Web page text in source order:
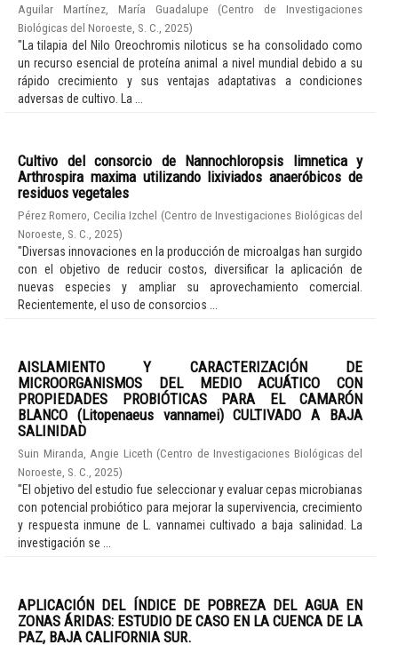
Aguilar Martínez, María Guadalupe (Centro de Investigaciones
Biológicas del Noroeste, S. C.
2025)
"La tilapia del Nilo Oreochromis niloticus se ha consolidado como
un recurso esencial de proteína animal a nivel mundial debido a su
rápido crecimiento y sus ventajas adaptativas a condiciones
adversas de cultivo. La ...
Cultivo del consorcio de Nannochloropsis limnetica y
Arthrospira maxima utilizando lixiviados anaeróbicos de
residuos vegetales
Pérez Romero, Cecilia Izchel (Centro de Investigaciones Biológicas del
Noroeste, S. C.
2025)
"Diversas innovaciones en la producción de microalgas han surgido
con el objetivo de reducir costos, diversificar la aplicación de
nuevas especies y ampliar su aprovechamiento comercial.
Recientemente, el uso de consorcios ...
AISLAMIENTO Y CARACTERIZACIÓN DE
MICROORGANISMOS DEL MEDIO ACUÁTICO CON
PROPIEDADES PROBIÓTICAS PARA EL CAMARÓN
BLANCO (Litopenaeus vannamei) CULTIVADO A BAJA
SALINIDAD
Suin Miranda, Angie Liceth (Centro de Investigaciones Biológicas del
Noroeste, S. C.
2025)
"El objetivo del estudio fue seleccionar y evaluar cepas microbianas
con potencial probiótico para mejorar la supervivencia, crecimiento
y respuesta inmune de L. vannamei cultivado a baja salinidad. La
investigación se ...
APLICACIÓN DEL ÍNDICE DE POBREZA DEL AGUA EN
ZONAS ÁRIDAS: ESTUDIO DE CASO EN LA CUENCA DE LA
PAZ, BAJA CALIFORNIA SUR.